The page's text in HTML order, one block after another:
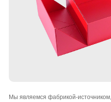
Мы являемся фабрикой-